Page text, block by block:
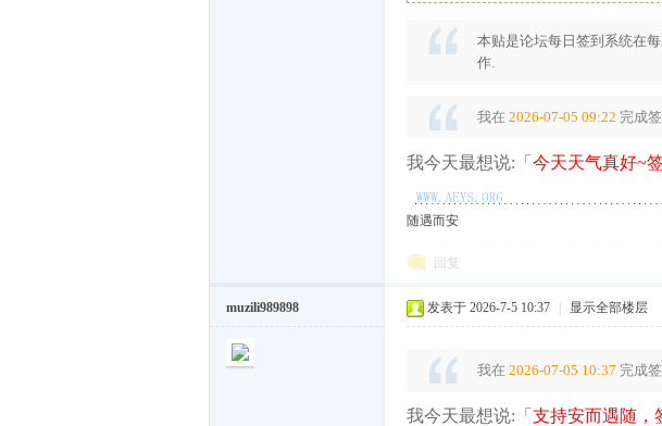
本贴是论坛每日签到系统在
作.
我在 2026-07-05 09:22 完成
我今天最想说:「 今天天气真好~签
随遇而安
回复
muzili989898 发表于 2026-7-5 10:37 显示全部楼层
我在 2026-07-05 10:37 完成
我今天最想说:「 支持安而遇随，